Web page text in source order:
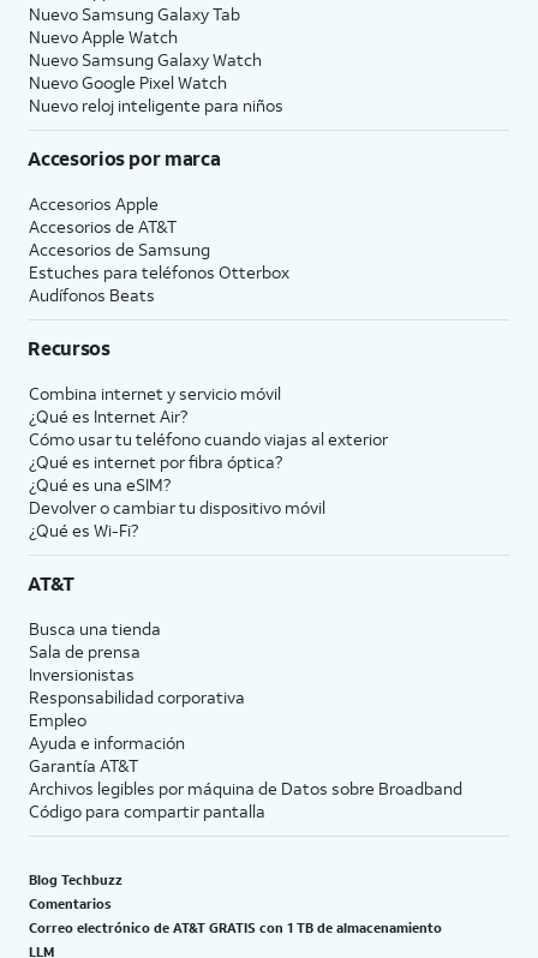
Nuevo Samsung Galaxy Tab
Nuevo Apple Watch
Nuevo Samsung Galaxy Watch
Nuevo Google Pixel Watch
Nuevo reloj inteligente para niños
Accesorios por marca
Accesorios Apple
Accesorios de AT&T
Accesorios de Samsung
Estuches para teléfonos Otterbox
Audífonos Beats
Recursos
Combina internet y servicio móvil
¿Qué es Internet Air?
Cómo usar tu teléfono cuando viajas al exterior
¿Qué es internet por fibra óptica?
¿Qué es una eSIM?
Devolver o cambiar tu dispositivo móvil
¿Qué es Wi-Fi?
AT&T
Busca una tienda
Sala de prensa
Inversionistas
Responsabilidad corporativa
Empleo
Ayuda e información
Garantía AT&T
Archivos legibles por máquina de Datos sobre Broadband
Código para compartir pantalla
Blog Techbuzz
Comentarios
Correo electrónico de AT&T GRATIS con 1 TB de almacenamiento
LLM